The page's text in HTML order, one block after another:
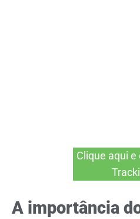
Clique aqui
A importância